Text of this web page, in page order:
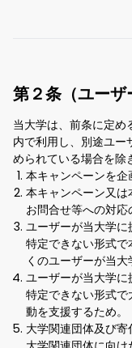
第２条（ユーザ
当大学は、前条に定め
内で利用し、別途ユ
められている場合を除
本キャンペーンを企
本キャンペーン又
お問合せ等への対応
ユーザーが当大学
特定できない形式
くのユーザーが当
ユーザーが当大学
特定できない形式
動を支援するため。
大学関連団体及び